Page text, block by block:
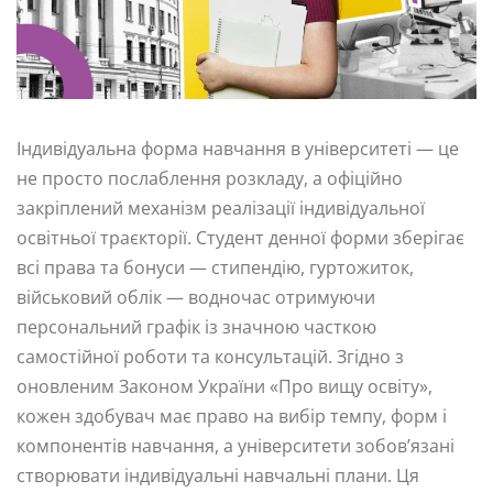
Індивідуальна форма навчання в університеті — це
не просто послаблення розкладу, а офіційно
закріплений механізм реалізації індивідуальної
освітньої траєкторії. Студент денної форми зберігає
всі права та бонуси — стипендію, гуртожиток,
військовий облік — водночас отримуючи
персональний графік із значною часткою
самостійної роботи та консультацій. Згідно з
оновленим Законом України «Про вищу освіту»,
кожен здобувач має право на вибір темпу, форм і
компонентів навчання, а університети зобов’язані
створювати індивідуальні навчальні плани. Ця